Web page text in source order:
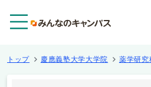
トップ 慶應義塾大学大学院 薬学研究